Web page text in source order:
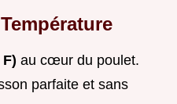
F) au cœur du poulet.
parfaite et sans